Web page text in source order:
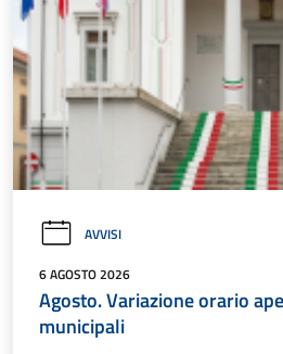
AVVISI
6 AGOSTO 2026
Agosto. Variazione orario
municipali